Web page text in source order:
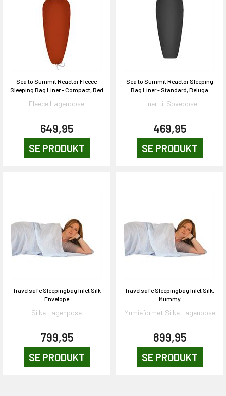
Sea to Summit Reactor Fleece
Sleeping Bag Liner - Compact, Red
Fleece Lagenpose
649,95
SE PRODUKT
Sea to Summit Reactor Sleeping
Bag Liner - Standard, Beluga
Liner til Sovepose
469,95
SE PRODUKT
Travelsafe Sleepingbag Inlet Silk
Envelope
Silke Lagenpose
799,95
SE PRODUKT
Travelsafe Sleepingbag Inlet Silk,
Mummy
Mumieformet Silke Lagenpose
899,95
SE PRODUKT